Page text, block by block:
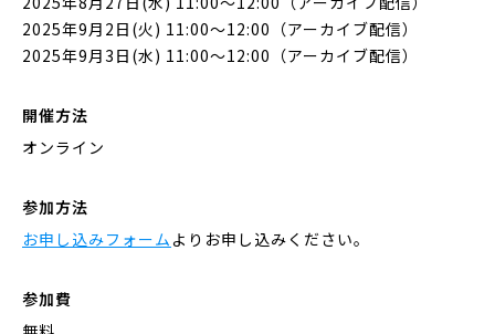
2025年9月2日(火) 11:00～12:00（アーカイブ配信）
2025年9月3日(水) 11:00～12:00（アーカイブ配信）
開催方法
オンライン
参加方法
お申し込みフォーム よりお申し込みください。
参加費